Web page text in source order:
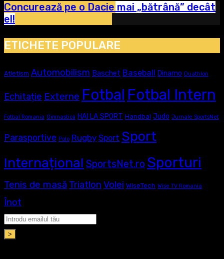
Concurează pe o Dacie mai „bătrână” decât
el!
ETICHETE POPULARE
Atletism Automobilism Baschet Baseball Dinamo Duathlon
Echitație Externe Fotbal Fotbal Intern
Fotbal Romania Gimnastică HAI LA SPORT Handbal Judo Jurnale SportsNet
Parasportive Polo Rugby Sport Sport
Internațional SportsNet.ro Sporturi
Tenis de masă Triatlon Volei WiseTech Wise TV Romania
Înot
>